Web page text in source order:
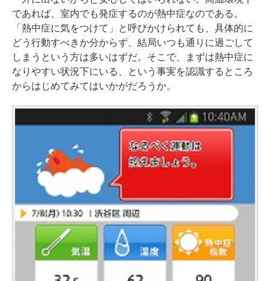
であれば、室内でも発症するのが熱中症なのである。
「熱中症に気をつけて」と呼びかけられても、具体的に
どう行動すべきか分からず、結局いつも通りに過ごして
しまうという方は多いはずだ。そこで、まずは熱中症に
なりやすい状況下にいる、という事実を認識するところ
からはじめてみてはいかがだろうか。